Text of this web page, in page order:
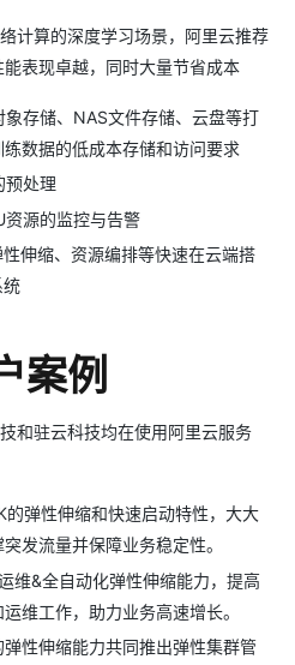
计算的深度学习场景，阿里云推荐
表现卓越，同时大量节省成本
存储、NAS文件存储、云盘等打
数据的低成本存储和访问要求
预处理
资源的监控与告警
伸缩、资源编排等快速在云端搭
统
案例
和驻云科技均在使用阿里云服务
的弹性伸缩和快速启动特性，大大
发流量并保障业务稳定性。
维&全自动化弹性伸缩能力，提高
维工作，助力业务高速增长。
性伸缩能力共同推出弹性集群管